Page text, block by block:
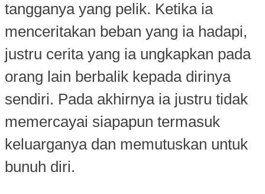
tangganya yang pelik. Ketika ia
menceritakan beban yang ia hadapi,
justru cerita yang ia ungkapkan pada
orang lain berbalik kepada dirinya
sendiri. Pada akhirnya ia justru tidak
memercayai siapapun termasuk
keluarganya dan memutuskan untuk
bunuh diri.